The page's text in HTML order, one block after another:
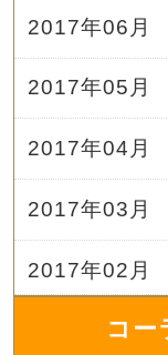
2017年06月
2017年05月
2017年04月
2017年03月
2017年02月
コー